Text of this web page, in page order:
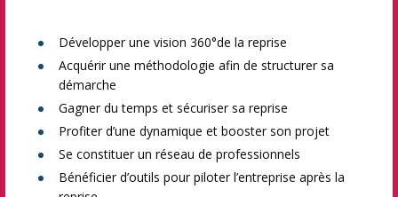
Développer une vision 360°de la reprise
Acquérir une méthodologie afin de structurer sa
démarche
Gagner du temps et sécuriser sa reprise
Profiter d’une dynamique et booster son projet
Se constituer un réseau de professionnels
Bénéficier d’outils pour piloter l’entreprise après la